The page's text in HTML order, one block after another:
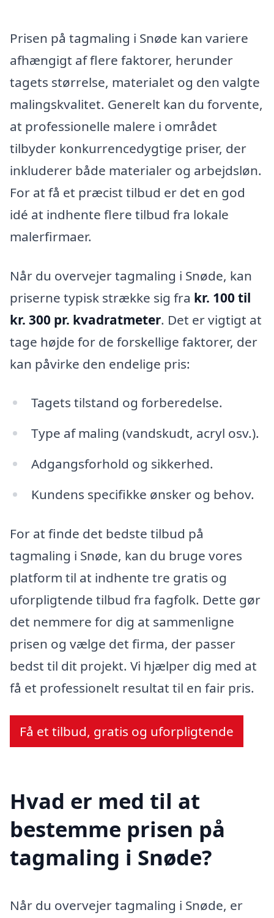
Prisen på tagmaling i Snøde kan variere
afhængigt af flere faktorer, herunder
tagets størrelse, materialet og den valgte
malingskvalitet. Generelt kan du forvente,
at professionelle malere i området
tilbyder konkurrencedygtige priser, der
inkluderer både materialer og arbejdsløn.
For at få et præcist tilbud er det en god
idé at indhente flere tilbud fra lokale
malerfirmaer.
Når du overvejer tagmaling i Snøde, kan
priserne typisk strække sig fra kr. 100 til
kr. 300 pr. kvadratmeter. Det er vigtigt at
tage højde for de forskellige faktorer, der
kan påvirke den endelige pris:
Tagets tilstand og forberedelse.
Type af maling (vandskudt, acryl osv.).
Adgangsforhold og sikkerhed.
Kundens specifikke ønsker og behov.
For at finde det bedste tilbud på
tagmaling i Snøde, kan du bruge vores
platform til at indhente tre gratis og
uforpligtende tilbud fra fagfolk. Dette gør
det nemmere for dig at sammenligne
prisen og vælge det firma, der passer
bedst til dit projekt. Vi hjælper dig med at
få et professionelt resultat til en fair pris.
Få et tilbud, gratis og uforpligtende
Hvad er med til at
bestemme prisen på
tagmaling i Snøde?
Når du overvejer tagmaling i Snøde, er